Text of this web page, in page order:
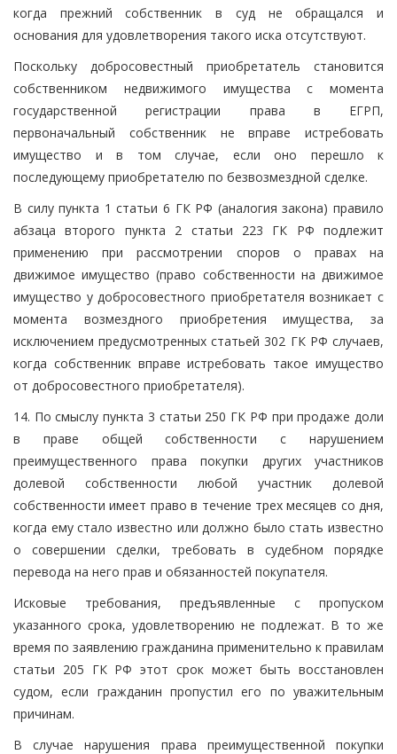
когда прежний собственник в суд не обращался и
основания для удовлетворения такого иска отсутствуют.
Поскольку добросовестный приобретатель становится
собственником недвижимого имущества с момента
государственной регистрации права в ЕГРП,
первоначальный собственник не вправе истребовать
имущество и в том случае, если оно перешло к
последующему приобретателю по безвозмездной сделке.
В силу пункта 1 статьи 6 ГК РФ (аналогия закона) правило
абзаца второго пункта 2 статьи 223 ГК РФ подлежит
применению при рассмотрении споров о правах на
движимое имущество (право собственности на движимое
имущество у добросовестного приобретателя возникает с
момента возмездного приобретения имущества, за
исключением предусмотренных статьей 302 ГК РФ случаев,
когда собственник вправе истребовать такое имущество
от добросовестного приобретателя).
14. По смыслу пункта 3 статьи 250 ГК РФ при продаже доли
в праве общей собственности с нарушением
преимущественного права покупки других участников
долевой собственности любой участник долевой
собственности имеет право в течение трех месяцев со дня,
когда ему стало известно или должно было стать известно
о совершении сделки, требовать в судебном порядке
перевода на него прав и обязанностей покупателя.
Исковые требования, предъявленные с пропуском
указанного срока, удовлетворению не подлежат. В то же
время по заявлению гражданина применительно к правилам
статьи 205 ГК РФ этот срок может быть восстановлен
судом, если гражданин пропустил его по уважительным
причинам.
В случае нарушения права преимущественной покупки